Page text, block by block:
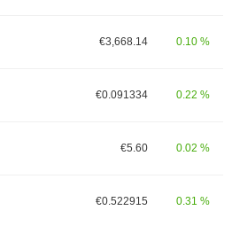
€3,668.14 0.10 %
€0.091334 0.22 %
€5.60 0.02 %
€0.522915 0.31 %